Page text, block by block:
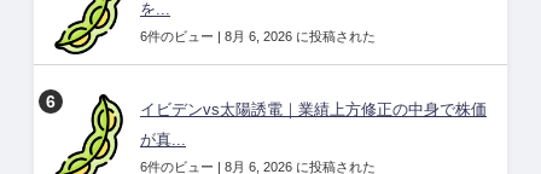
を...
6件のビュー | 8月 6, 2026 に投稿された
イビデンvs太陽誘電｜業績上方修正の中身で株価
が真...
6件のビュー | 8月 6, 2026 に投稿された